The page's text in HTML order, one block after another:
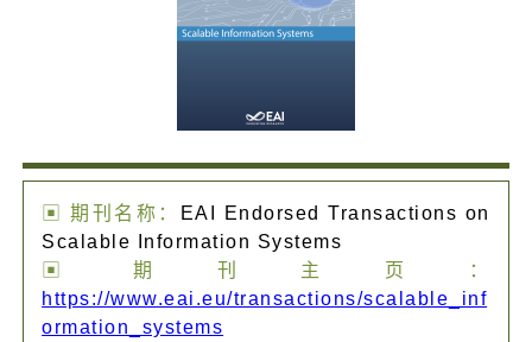
▣ 期刊名称：
EAI Endorsed Transactions on
Scalable Information Systems
▣ 期刊主页：
https://www.eai.eu/transactions/scalable_inf
ormation_systems